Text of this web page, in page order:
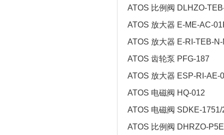
ATOS 比例阀 DLHZO-
ATOS 放大器 E-ME-AC-
ATOS 放大器 E-RI-TEB-
ATOS 齿轮泵 PFG-187
ATOS 放大器 ESP-RI-AE-
ATOS 电磁阀 HQ-012
ATOS 电磁阀 SDKE-1751/
ATOS 比例阀 DHRZO-